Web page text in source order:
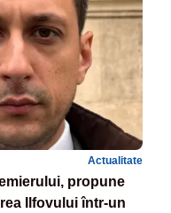
Actualitate
propune
Ilfovului într-un